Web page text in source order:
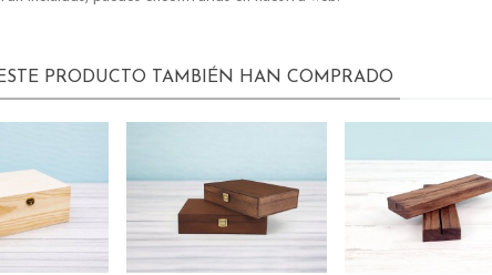
PRODUCTO TAMBIÉN HAN COMPRADO